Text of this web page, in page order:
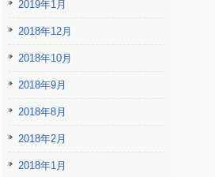
2019年1月
2018年12月
2018年10月
2018年9月
2018年8月
2018年2月
2018年1月